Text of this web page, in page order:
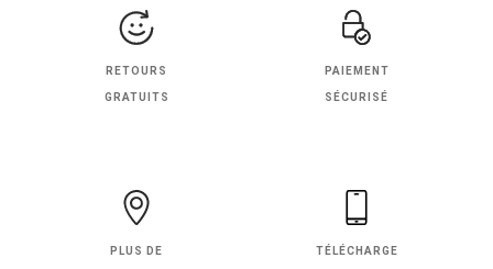
RETOURS
GRATUITS
PAIEMENT
SÉCURISÉ
PLUS DE TÉLÉCHARGE